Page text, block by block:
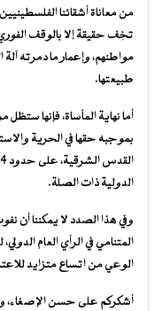
من معاناة أشقائنا
تخِف حقيقة إلا بالوقف الفوري،
مواطنهم، وإعمار ما دمرته آلة
طبيعتها.
أما نهاية المأساة، فإنها
بموجبه حقها في الحرية
الدولية ذات الصلة.
وفي هذا الصدد لا يمكننا أن
المتنامي في الرأي العام
الوعي من اتساع متزايد
أشكركم على حسن الإصغاء،